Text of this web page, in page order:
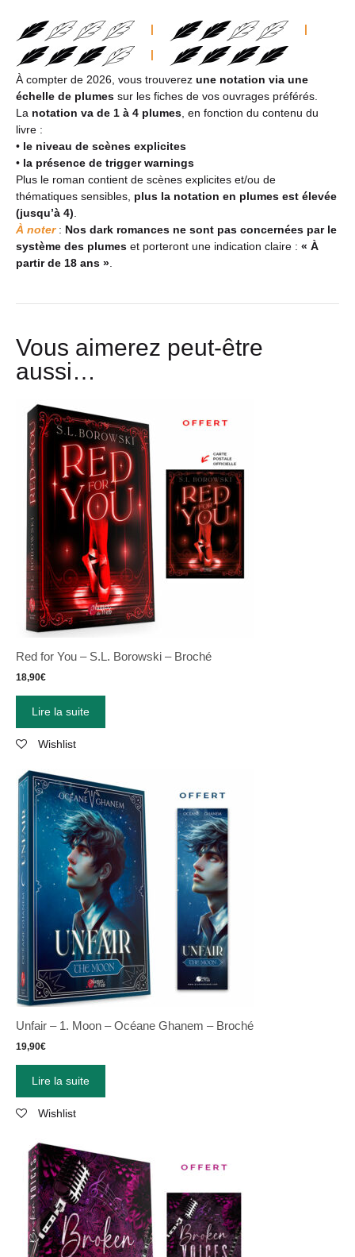
|
|
|
À compter de 2026, vous trouverez une notation via une
échelle de plumes sur les fiches de vos ouvrages préférés.
La notation va de 1 à 4 plumes , en fonction du contenu du
livre :
• le niveau de scènes explicites
• la présence de trigger warnings
Plus le roman contient de scènes explicites et/ou de
thématiques sensibles, plus la notation en plumes est élevée
(jusqu’à 4)
À noter: Nos dark romances ne sont pas concernées par le
système des plumes et porteront une indication claire : « À
partir de 18 ans »
Vous aimerez peut-être
aussi…
Red for You – S.L. Borowski – Broché
18,90€
Lire la suite
Wishlist
Unfair – 1. Moon – Océane Ghanem – Broché
19,90€
Lire la suite
Wishlist